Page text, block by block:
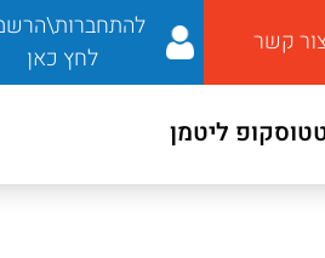
קשר
לחץ כאן
ליטמן